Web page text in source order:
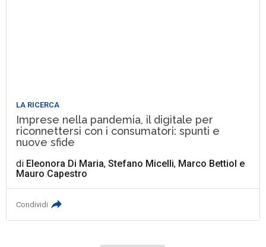
LA RICERCA
Imprese nella pandemia, il digitale per
riconnettersi con i consumatori: spunti e
nuove sfide
di Eleonora Di Maria,Stefano Micelli, Marco Bettiol e
Mauro Capestro
Condividi